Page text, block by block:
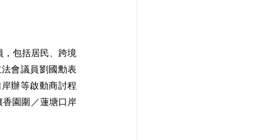
包括居民、跨境
會議員劉國勳表
辦等啟動商討程
園圍／蓮塘口岸